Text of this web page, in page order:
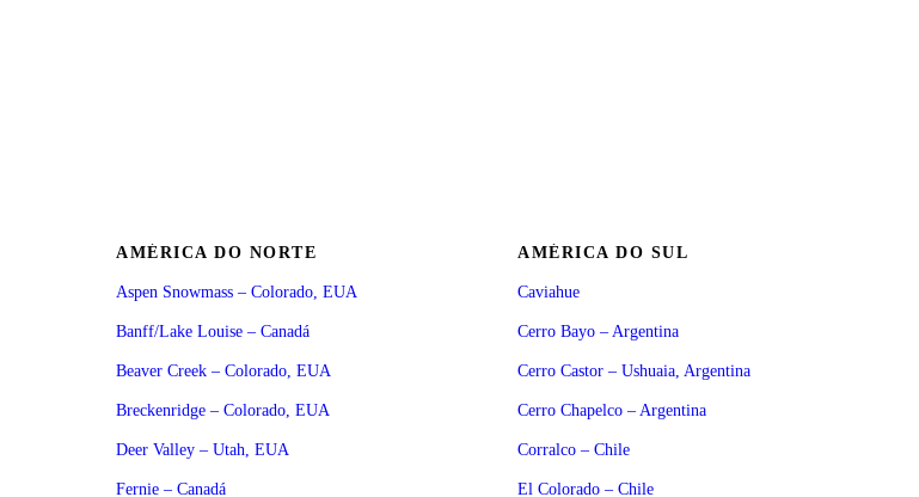
AMÉRICA DO NORTE
Aspen Snowmass – Colorado, EUA
Banff/Lake Louise – Canadá
Beaver Creek – Colorado, EUA
Breckenridge – Colorado, EUA
Deer Valley – Utah, EUA
Fernie – Canadá
AMÉRICA DO SUL
Caviahue
Cerro Bayo – Argentina
Cerro Castor – Ushuaia, Argentina
Cerro Chapelco – Argentina
Corralco – Chile
El Colorado – Chile